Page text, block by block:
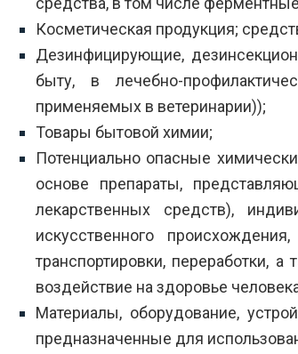
Косметическая продукция;
Дезинфицирующие,
быту, в лечебно-
применяемых в ветеринарии));
Товары бытовой химии;
Потенциально опасные
основе препараты,
лекарственных средств),
искусственного
транспортировки, переработки,
воздействие на здоровье
Материалы, оборудование,
предназначенные для